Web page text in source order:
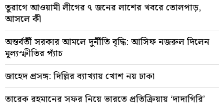
তুরাগে আওয়ামী লীগের ৭ জনের লাশের খবরে তোলপাড়,
আসলে কী
অন্তর্বর্তী সরকার আমলে দুর্নীতি বৃদ্ধি: আসিফ নজরুল দিলেন
মূল্যস্ফীতির প্যাঁচ
জাহেদ প্রসঙ্গ: দিল্লির ব্যাখ্যায় খোশ নয় ঢাকা
তারেক রহমানের সফর নিয়ে ভারতে প্রতিক্রিয়ায় ‘দাদাগিরি’